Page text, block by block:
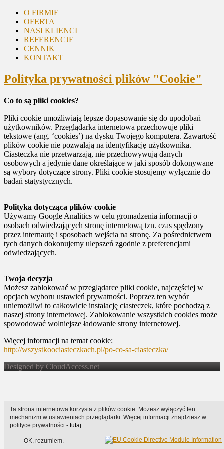
O FIRMIE
OFERTA
NASI KLIENCI
REFERENCJE
CENNIK
KONTAKT
Polityka prywatności plików "Cookie"
Co to są pliki cookies?
Pliki cookie umożliwiają lepsze dopasowanie się do upodobań
użytkowników. Przeglądarka internetowa przechowuje pliki
tekstowe (ang. ‘cookies’) na dysku Twojego komputera. Zawartość
plików cookie nie pozwalają na identyfikację użytkownika.
Ciasteczka nie przetwarzają, nie przechowywują danych
osobowych a jedynie dane określające w jaki sposób dokonywane
są wybory dotyczące strony. Pliki cookie stosujemy wyłącznie do
badań statystycznych.
Polityka dotycząca plików cookie
Używamy Google Analitics w celu gromadzenia informacji o
osobach odwiedzających stronę internetową tzn. czas spędzony
przez internautę i sposobach wejścia na stronę. Za pośrednictwem
tych danych dokonujemy ulepszeń zgodnie z preferencjami
odwiedzających.
Twoja decyzja
Możesz zablokować w przeglądarce pliki cookie, najczęściej w
opcjach wyboru ustawień prywatności. Poprzez ten wybór
uniemożliwi to całkowicie instalację ciasteczek, które pochodzą z
naszej strony internetowej. Zablokowanie wszystkich cookies może
spowodować wolniejsze ładowanie strony internetowej.
Więcej informacji na temat cookie:
http://wszystkoociasteczkach.pl/po-co-sa-ciasteczka/
Designed by CloudAccess.net
Ta strona internetowa korzysta z plików cookie. Możesz wyłączyć ten
mechanizm w ustawieniach przeglądarki. Więcej informacji znajdziesz w
polityce prywatności - tutaj.
OK, rozumiem.